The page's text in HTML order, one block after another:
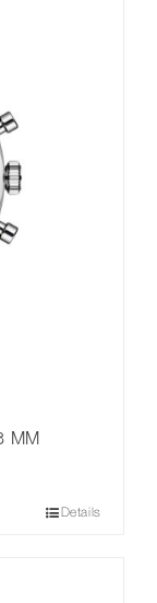
MM
Details